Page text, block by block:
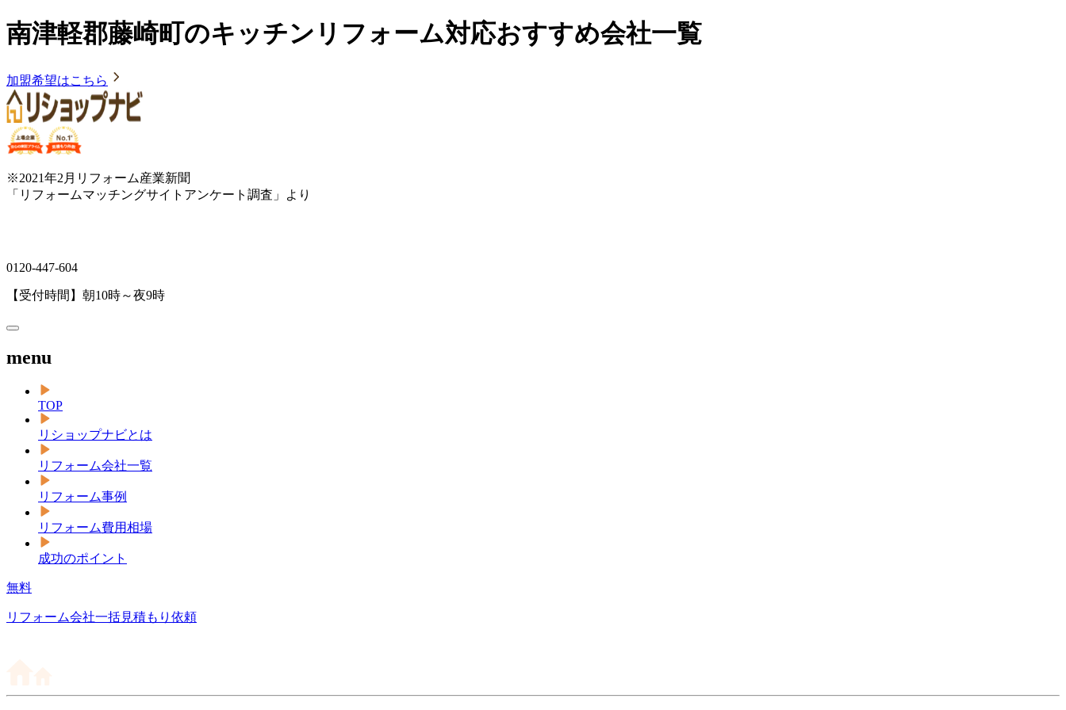
南津軽郡藤崎町のキッチンリフォーム対応おすすめ会社一覧
加盟希望はこちら
※2021年2月リフォーム産業新聞
「リフォームマッチングサイトアンケート調査」より
0120-447-604
【受付時間】朝10時～夜9時
menu
TOP
リショップナビとは
リフォーム会社一覧
リフォーム事例
リフォーム費用相場
成功のポイント
無料
リフォーム会社一括見積もり依頼